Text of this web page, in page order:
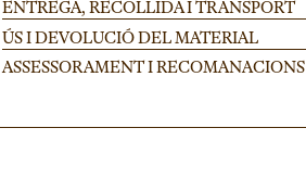
ENTREGA, RECOLLIDA I TRANSPORT
ÚS I DEVOLUCIÓ DEL MATERIAL
ASSESSORAMENT I RECOMANACIONS